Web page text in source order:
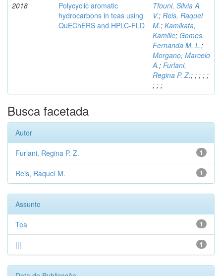
2018
Polycyclic aromatic
hydrocarbons in teas using
QuEChERS and HPLC-FLD
Tfouni, Silvia A.
V.; Reis, Raquel
M.; Kamikata,
Kamille; Gomes,
Fernanda M. L.;
Morgano, Marcelo
A.; Furlani,
Regina P. Z.; ; ; ; ;
; ; ;
Busca facetada
Autor
1
Furlani, Regina P. Z.
1
Reis, Raquel M.
Assunto
1
Tea
1
|||